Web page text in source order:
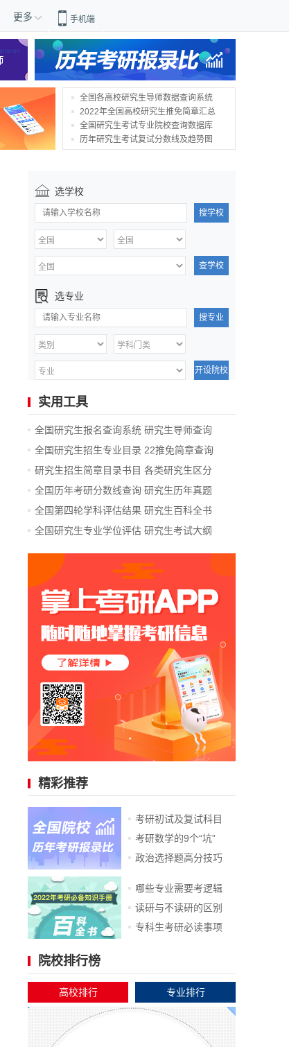
更多 手机端
全国各高校研究生导师数据查询系统
2022年全国高校研究生推免简章汇总
全国研究生考试专业院校查询数据库
历年研究生考试复试分数线及趋势图
选学校
搜学校
查学校
选专业
搜专业
开设院校
实用工具
全国研究生报名查询系统 研究生导师查询
全国研究生招生专业目录 22推免简章查询
研究生招生简章目录书目 各类研究生区分
全国历年考研分数线查询 研究生历年真题
全国第四轮学科评估结果 研究生百科全书
全国研究生专业学位评估 研究生考试大纲
精彩推荐
考研初试及复试科目
考研数学的9个“坑”
政治选择题高分技巧
哪些专业需要考逻辑
读研与不读研的区别
专科生考研必读事项
院校排行榜
高校排行 专业排行